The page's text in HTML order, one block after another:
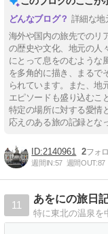
詳細な地
海外や国内の旅先でのリ
の歴史や文化、地元の人
にとって息をのむような
を多角的に描き、まるで
られています。また、地
エピソードも盛り込むこ
特定の場所に対する愛情
応えのある旅の記録とな
2140961 2
週間IN:57 週間OUT:87
11
あをにの旅日